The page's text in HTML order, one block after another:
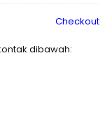
Checkout
dibawah: